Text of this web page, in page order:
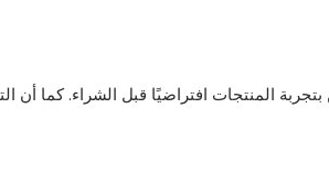
المنتجات افتراضيًا قبل الشراء. كما